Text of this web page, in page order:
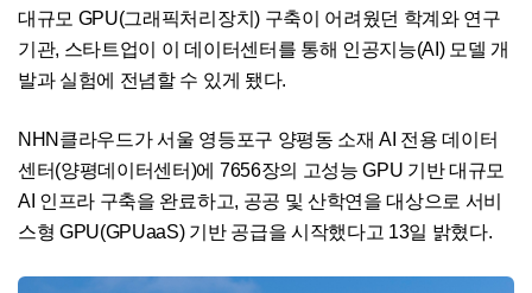
대규모 GPU(그래픽처리장치) 구축이 어려웠던 학계와 연구
기관, 스타트업이 이 데이터센터를 통해 인공지능(AI) 모델 개
발과 실험에 전념할 수 있게 됐다.
NHN클라우드가 서울 영등포구 양평동 소재 AI 전용 데이터
센터(양평데이터센터)에 7656장의 고성능 GPU 기반 대규모
AI 인프라 구축을 완료하고, 공공 및 산학연을 대상으로 서비
스형 GPU(GPUaaS) 기반 공급을 시작했다고 13일 밝혔다.